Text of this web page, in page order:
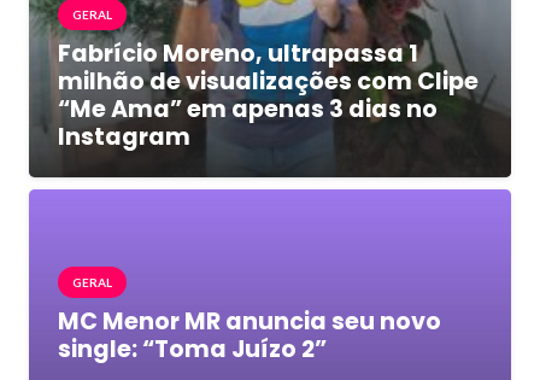
GERAL
Fabrício Moreno, ultrapassa 1
milhão de visualizações com Clipe
“Me Ama” em apenas 3 dias no
Instagram
GERAL
MC Menor MR anuncia seu novo
single: “Toma Juízo 2”